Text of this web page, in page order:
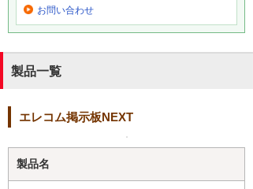
お問い合わせ
製品一覧
エレコム掲示板NEXT
製品名